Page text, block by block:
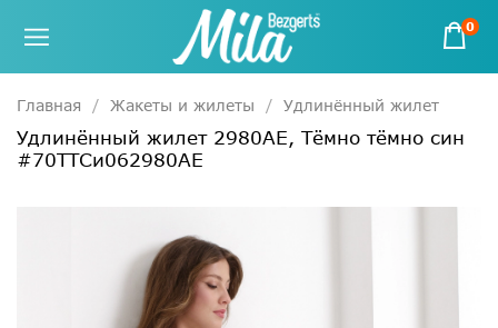
0
Главная Жакеты и жилеты Удлинённый жилет
Удлинённый жилет 2980АЕ, Тёмно тёмно син
#70ТТСи062980АЕ